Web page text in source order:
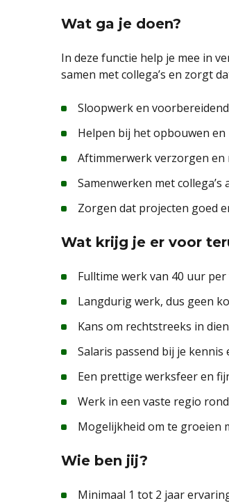
Wat ga je doen?
In deze functie help je mee in
samen met collega’s en zorgt
Sloopwerk en
Helpen bij het opbouwen
Aftimmerwerk verzorgen en
Samenwerken met
Zorgen dat projecten goed
Wat krijg je er voor
Fulltime werk van 40 uur per
Langdurig werk, dus geen
Kans om rechtstreeks in
Salaris passend bij je kennis
Een prettige werksfeer en
Werk in een vaste regio
Mogelijkheid om te groeien
Wie ben jij?
Minimaal 1 tot 2 jaar